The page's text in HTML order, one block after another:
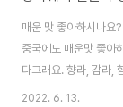
매운 맛 좋아하시나요
중국에도 매운맛 좋아
다그래요. 향라, 감라,
면서 매운거, 감라는
2022. 6. 13.